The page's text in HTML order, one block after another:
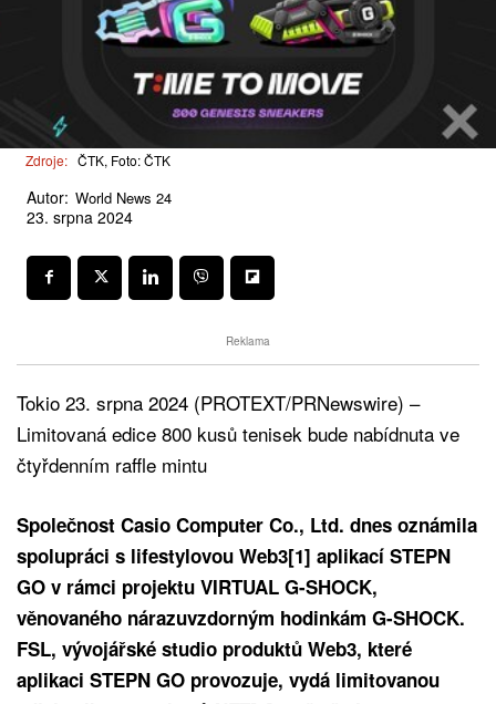
Zdroje: ČTK, Foto: ČTK
Autor: World News 24
23. srpna 2024
Reklama
Tokio 23. srpna 2024 (PROTEXT/PRNewswire) –
Limitovaná edice 800 kusů tenisek bude nabídnuta ve
čtyřdenním raffle mintu
Společnost Casio Computer Co., Ltd. dnes oznámila
spolupráci s lifestylovou Web3[1] aplikací STEPN
GO v rámci projektu VIRTUAL G-SHOCK,
věnovaného nárazuvzdorným hodinkám G-SHOCK.
FSL, vývojářské studio produktů Web3, které
aplikaci STEPN GO provozuje, vydá limitovanou